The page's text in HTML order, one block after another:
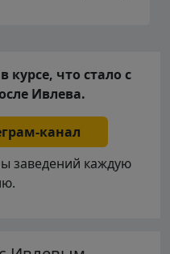
что стало с
Ивлева.
канал
заведений каждую